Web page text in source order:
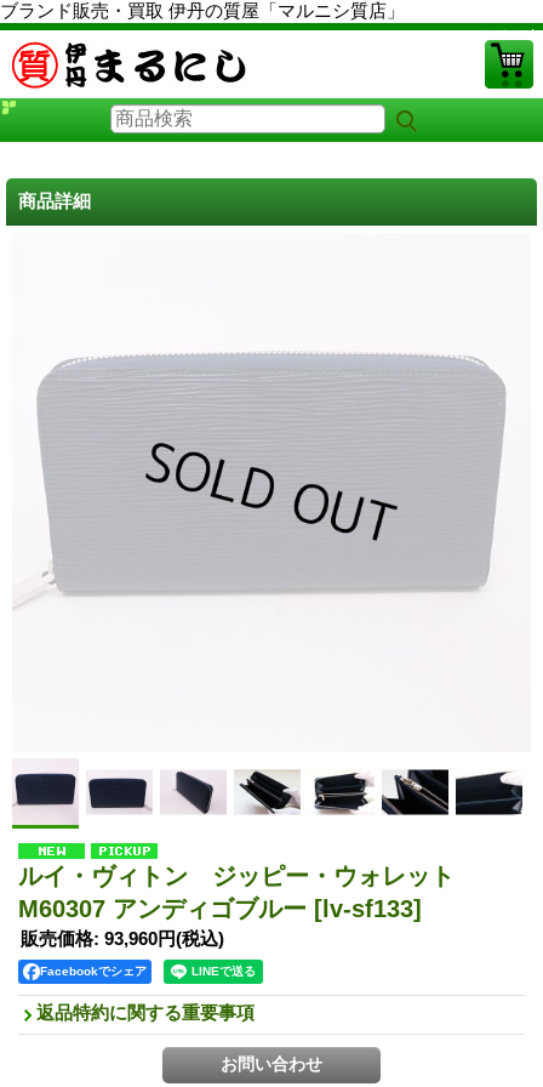
ブランド販売・買取 伊丹の質屋「マルニシ質店」
PCサイト
商品詳細
ルイ・ヴィトン ジッピー・ウォレット
M60307 アンディゴブルー [lv-sf133]
販売価格: 93,960円(税込)
Facebookでシェア
返品特約に関する重要事項